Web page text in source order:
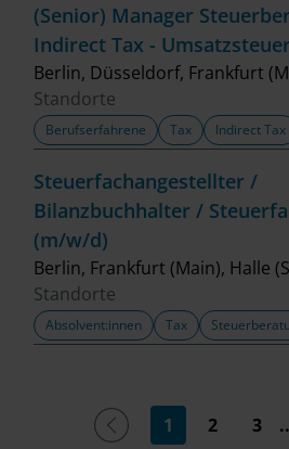
(Senior) Manager
Indirect Tax -
Berlin, Düsseldorf, Frankfurt
Standorte
Berufserfahrene Tax Indirect Tax
Steuerfachangestellter /
Bilanzbuchhalter /
(m/w/d)
Berlin, Frankfurt (Main), Halle
Standorte
Absolvent:innen Tax
1 (current)
2 3